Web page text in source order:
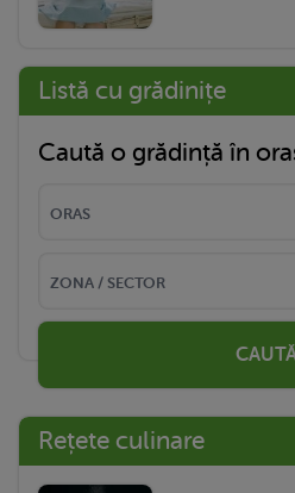
Listă cu grădinițe
Caută o grădință în
Rețete culinare